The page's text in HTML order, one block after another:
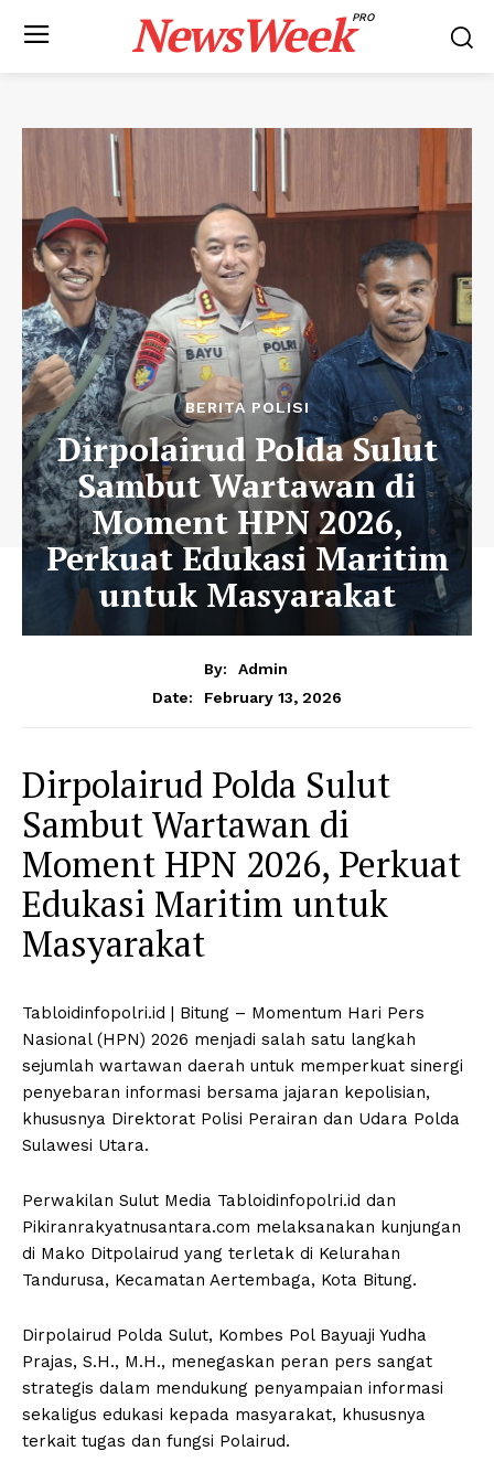
NewsWeekPRO
BERITA POLISI
Dirpolairud Polda Sulut
Sambut Wartawan di
Moment HPN 2026,
Perkuat Edukasi Maritim
untuk Masyarakat
By:
Admin
Date:
February 13, 2026
Dirpolairud Polda Sulut
Sambut Wartawan di
Moment HPN 2026, Perkuat
Edukasi Maritim untuk
Masyarakat
Tabloidinfopolri.id | Bitung – Momentum Hari Pers
Nasional (HPN) 2026 menjadi salah satu langkah
sejumlah wartawan daerah untuk memperkuat sinergi
penyebaran informasi bersama jajaran kepolisian,
khususnya Direktorat Polisi Perairan dan Udara Polda
Sulawesi Utara.
Perwakilan Sulut Media Tabloidinfopolri.id dan
Pikiranrakyatnusantara.com melaksanakan kunjungan
di Mako Ditpolairud yang terletak di Kelurahan
Tandurusa, Kecamatan Aertembaga, Kota Bitung.
Dirpolairud Polda Sulut, Kombes Pol Bayuaji Yudha
Prajas, S.H., M.H., menegaskan peran pers sangat
strategis dalam mendukung penyampaian informasi
sekaligus edukasi kepada masyarakat, khususnya
terkait tugas dan fungsi Polairud.